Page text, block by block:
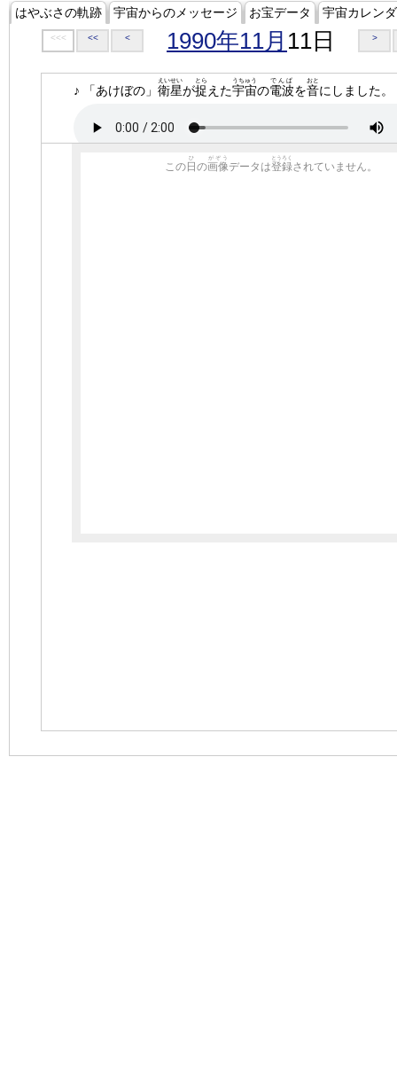
はやぶさの軌跡 宇宙からのメッセージ お宝データ 宇宙カレン
<<< << < 1990年11月 11日 >
♪ 「あけぼの」 衛星
えいせい
が捉
とら
えた宇宙
うちゅう
の電波
でんぱ
を音
おと
にしました。
この 日
ひ
の画像
がぞう
データは登録
とうろく
されていません。